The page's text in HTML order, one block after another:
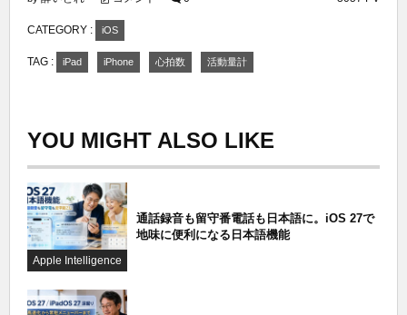
CATEGORY : iOS
TAG : iPad iPhone 心拍数 活動量計
YOU MIGHT ALSO LIKE
Apple Intelligence
通話録音も留守番電話も日本語に。iOS 27で
地味に便利になる日本語機能